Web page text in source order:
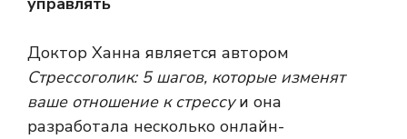
Доктор Ханна является автором
Стрессоголик: 5 шагов, которые изменят
ваше отношение к стрессуи она
разработала несколько онлайн-